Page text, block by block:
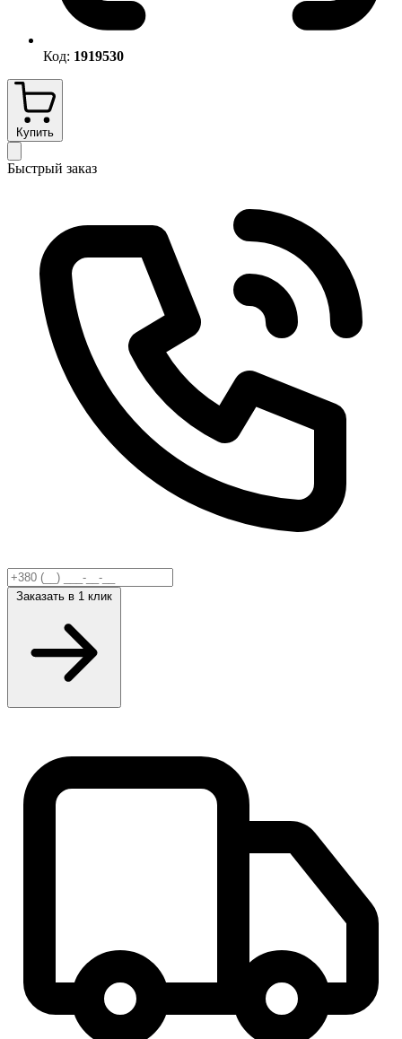
Код: 1919530
Купить
Быстрый заказ
Заказать в 1 клик